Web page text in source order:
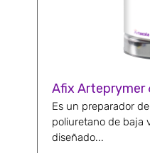
Afix Arteprymer
Es un preparador
poliuretano de baja
diseñado...